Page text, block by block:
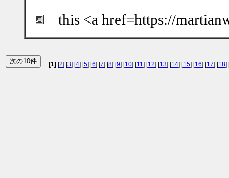
this <a href=https://
[1] [2] [3] [4] [5] [6] [7] [8] [9] [10] [11] [12] [13] [14] [15] [16] [17] [18]